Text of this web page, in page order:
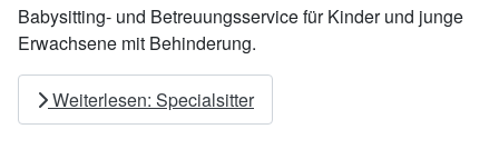
Babysitting- und Betreuungsservice für Kinder und junge
Erwachsene mit Behinderung.
Weiterlesen: Specialsitter